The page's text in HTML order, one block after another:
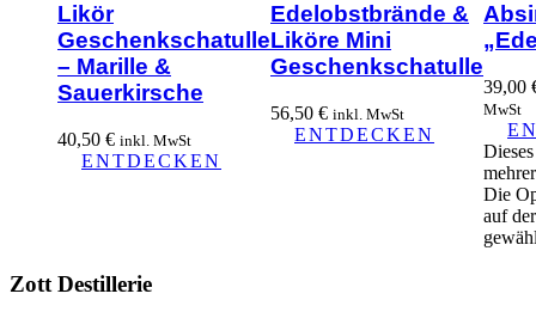
Likör
Geschenkschatulle
– Marille &
Sauerkirsche
40,50 € inkl. MwSt
ENTDECKEN
Edelobstbrände &
Liköre Mini
Geschenkschatulle
56,50 € inkl. MwSt
ENTDECKEN
39,00
MwSt
Die
auf
Zott Destillerie